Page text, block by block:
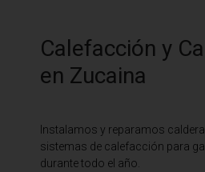
Calefacción y
en Zucaina
Instalamos y reparamos
sistemas de calefacción para
durante todo el año.